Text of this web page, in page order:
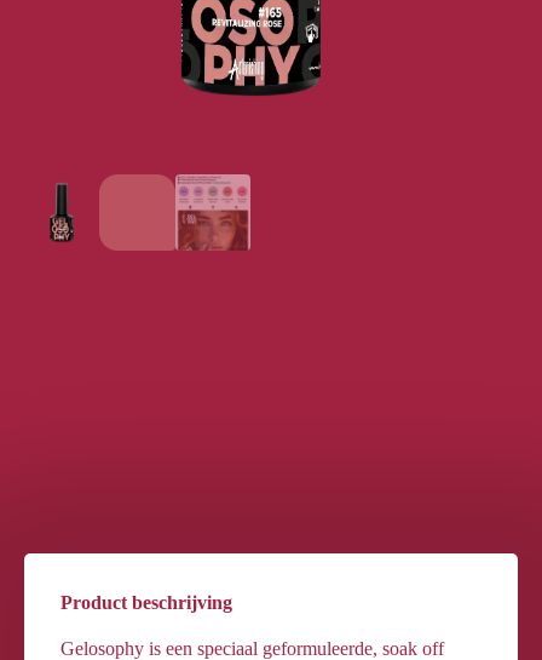
Product beschrijving
Gelosophy is een speciaal geformuleerde, soak off